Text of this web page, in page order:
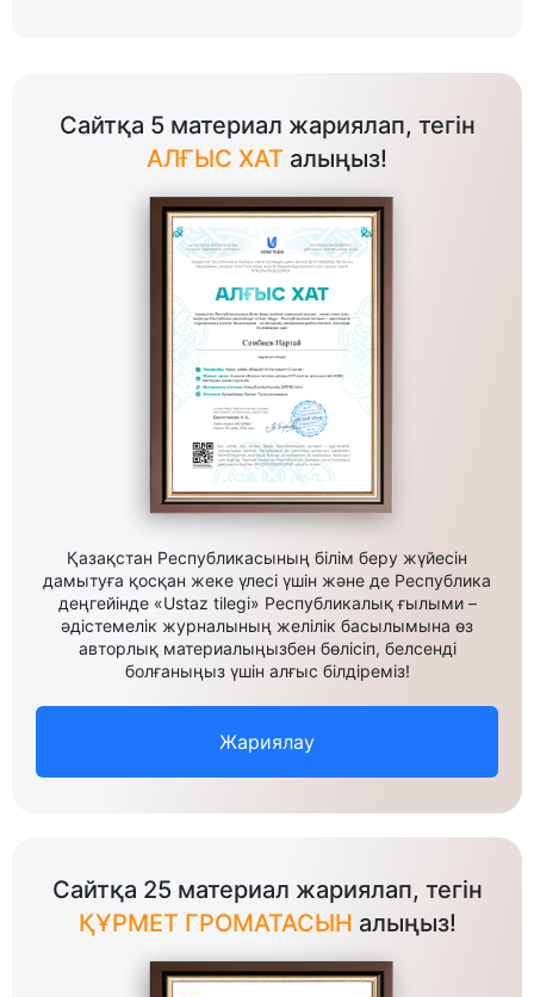
Сайтқа 5 материал жариялап, тегін
АЛҒЫС ХАТ алыңыз!
Қазақстан Республикасының білім беру жүйесін
дамытуға қосқан жеке үлесі үшін және де Республика
деңгейінде «Ustaz tilegi» Республикалық ғылыми –
әдістемелік журналының желілік басылымына өз
авторлық материалыңызбен бөлісіп, белсенді
болғаныңыз үшін алғыс білдіреміз!
Жариялау
Сайтқа 25 материал жариялап, тегін
ҚҰРМЕТ ГРОМАТАСЫН алыңыз!